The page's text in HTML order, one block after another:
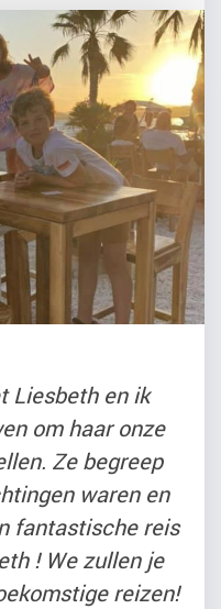
Liesbeth en ik
om haar onze
Ze begreep
waren en
fantastische reis
! We zullen je
reizen!